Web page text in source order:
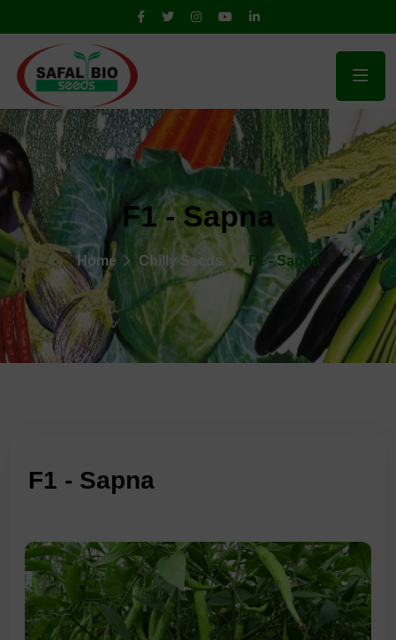
F1 - Sapna
Home Chilly Seeds F1 - Sapna
F1 - Sapna